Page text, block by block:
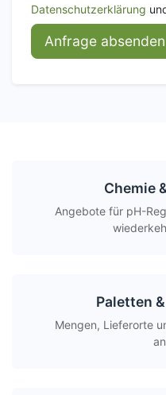
Datenschutzerklärung
Anfrage absenden
Chemie
Angebote für pH-
Paletten
Mengen, Lieferorte